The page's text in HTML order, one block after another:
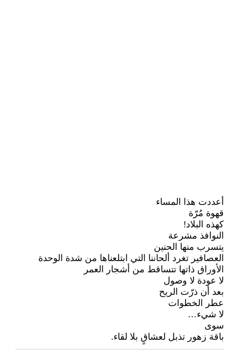
أعددت هذا المساء
قهوة مُرّة
كهذه البلاد!
النوافذ مشرعة
يتسرب منها الحنين
العصافير تغرد ألحاننا التي ابتلعناها من شدة الوحدة
الأوراق ذاتها تتساقط من أشجار العمر
لا عودة لا وصول
بعد أن ذرّت الريح
عطر الخطوات
لا شيء…
سوى
باقة زهور تذبل لعشاقٍ بلا لقاء.